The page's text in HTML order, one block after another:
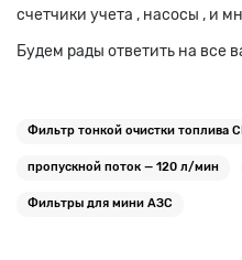
счетчики учета , насосы , и
Будем рады ответить на все
Фильтр тонкой очистки топлива
пропускной поток — 120 л/мин
Фильтры для мини АЗС